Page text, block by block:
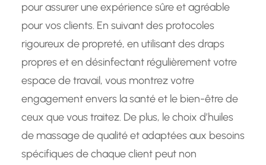
pour assurer une expérience sûre et agréable
pour vos clients. En suivant des protocoles
rigoureux de propreté, en utilisant des draps
propres et en désinfectant régulièrement votre
espace de travail, vous montrez votre
engagement envers la santé et le bien-être de
ceux que vous traitez. De plus, le choix d’huiles
de massage de qualité et adaptées aux besoins
spécifiques de chaque client peut non